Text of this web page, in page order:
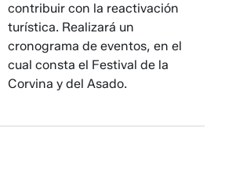
contribuir con la reactivación
turística. Realizará un
cronograma de eventos, en el
cual consta el Festival de la
Corvina y del Asado.